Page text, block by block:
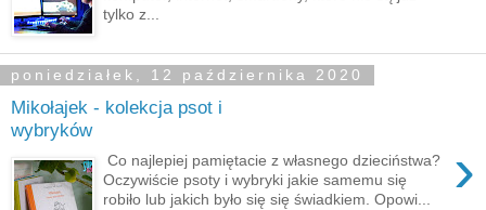
tylko z...
poniedziałek, 12 października 2020
Mikołajek - kolekcja psot i
wybryków
›
Co najlepiej pamiętacie z własnego dzieciństwa?
Oczywiście psoty i wybryki jakie samemu się
robiło lub jakich było się się świadkiem. Opowi...